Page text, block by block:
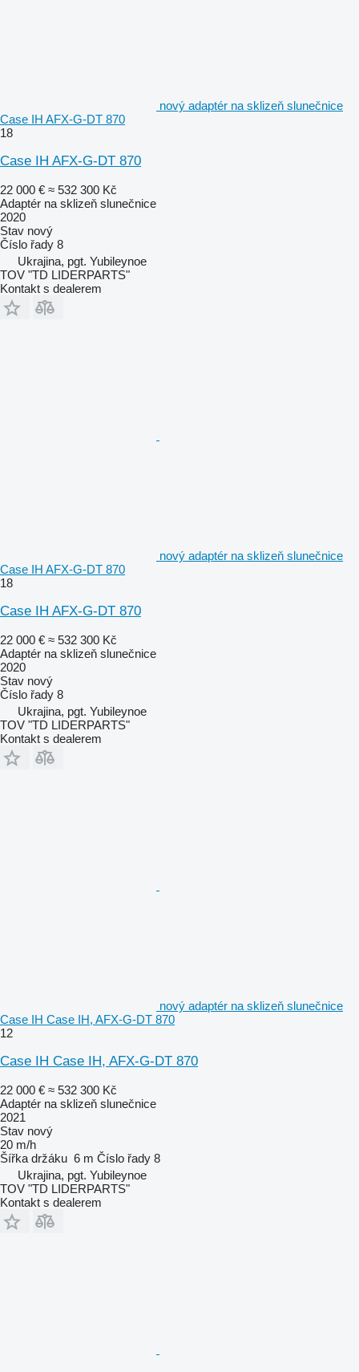
nový adaptér na sklizeň slunečnice
Case IH AFX-G-DT 870
18
Case IH AFX-G-DT 870
22 000 € ≈ 532 300 Kč
Adaptér na sklizeň slunečnice
2020
Stav nový
Číslo řady 8
Ukrajina, pgt. Yubileynoe
TOV "TD LIDERPARTS"
Kontakt s dealerem
nový adaptér na sklizeň slunečnice
Case IH AFX-G-DT 870
18
Case IH AFX-G-DT 870
22 000 € ≈ 532 300 Kč
Adaptér na sklizeň slunečnice
2020
Stav nový
Číslo řady 8
Ukrajina, pgt. Yubileynoe
TOV "TD LIDERPARTS"
Kontakt s dealerem
nový adaptér na sklizeň slunečnice
Case IH Case IH, AFX-G-DT 870
12
Case IH Case IH, AFX-G-DT 870
22 000 € ≈ 532 300 Kč
Adaptér na sklizeň slunečnice
2021
Stav nový
20 m/h
Šířka držáku 6 m Číslo řady 8
Ukrajina, pgt. Yubileynoe
TOV "TD LIDERPARTS"
Kontakt s dealerem